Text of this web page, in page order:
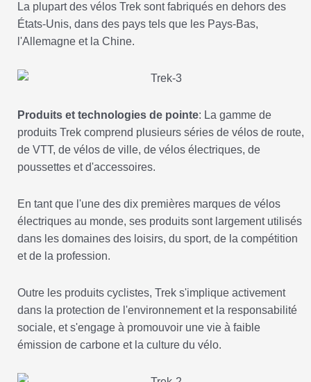
La plupart des vélos Trek sont fabriqués en dehors des
États-Unis, dans des pays tels que les Pays-Bas,
l'Allemagne et la Chine.
Produits et technologies de pointe: La gamme de
produits Trek comprend plusieurs séries de vélos de route,
de VTT, de vélos de ville, de vélos électriques, de
poussettes et d'accessoires.
En tant que l'une des dix premières marques de vélos
électriques au monde, ses produits sont largement utilisés
dans les domaines des loisirs, du sport, de la compétition
et de la profession.
Outre les produits cyclistes, Trek s'implique activement
dans la protection de l'environnement et la responsabilité
sociale, et s'engage à promouvoir une vie à faible
émission de carbone et la culture du vélo.